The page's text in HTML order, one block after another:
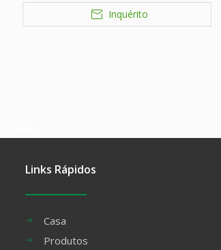
Inquérito
Links Rápidos
Casa
Produtos